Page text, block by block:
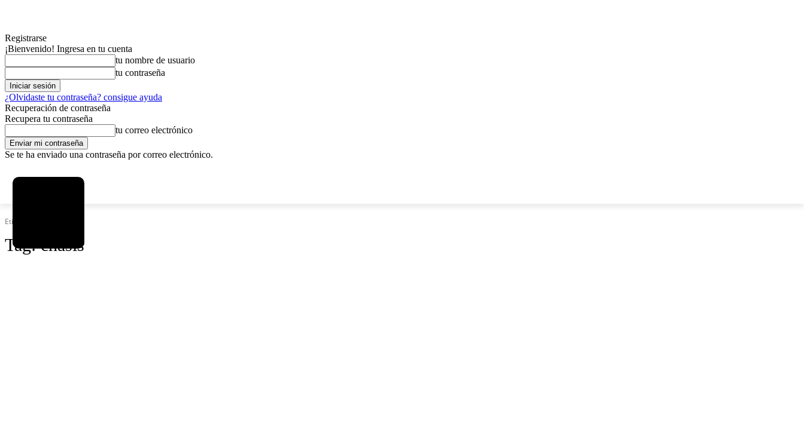
Registrarse
¡Bienvenido! Ingresa en tu cuenta
tu nombre de usuario
tu contraseña
¿Olvidaste tu contraseña? consigue ayuda
Recuperación de contraseña
Recupera tu contraseña
tu correo electrónico
Se te ha enviado una contraseña por correo electrónico.
Etiquetas
Tag:chasis